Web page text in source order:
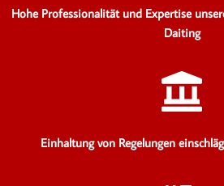
Hohe Professionalität und Expertise
Daiting
Einhaltung von Regelungen